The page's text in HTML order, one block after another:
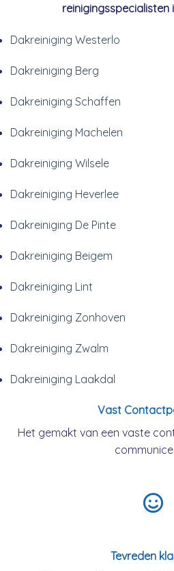
reinigingsspecialisten
Dakreiniging Westerlo
Dakreiniging Berg
Dakreiniging Schaffen
Dakreiniging Machelen
Dakreiniging Wilsele
Dakreiniging Heverlee
Dakreiniging De Pinte
Dakreiniging Beigem
Dakreiniging Lint
Dakreiniging Zonhoven
Dakreiniging Zwalm
Dakreiniging Laakdal
Vast
Het gemakt van een vaste
Tevreden